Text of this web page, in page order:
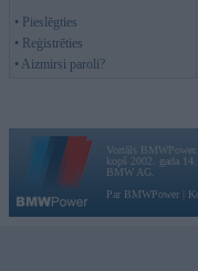
• Pieslēgties
• Reģistrēties
• Aizmirsi paroli?
Vortāls
kopš 2002. gada
BMW AG.
Par BMWPower